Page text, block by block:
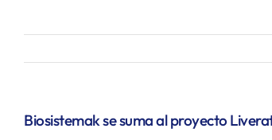
Biosistemak se suma al proyecto